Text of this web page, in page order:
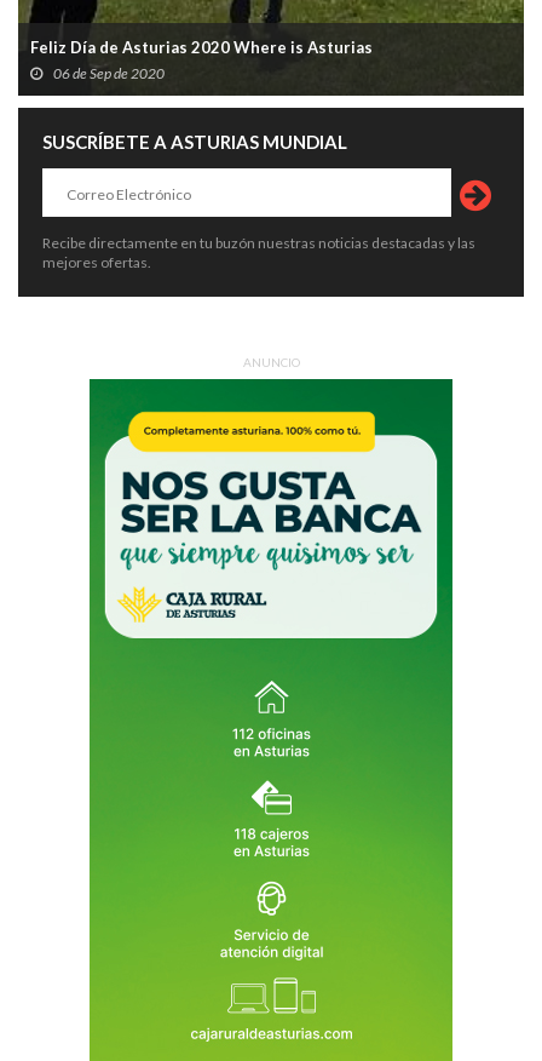
Feliz Día de Asturias 2020 Where is Asturias
06 de Sep de 2020
SUSCRÍBETE A ASTURIAS MUNDIAL
Recibe directamente en tu buzón nuestras noticias destacadas y las
mejores ofertas.
ANUNCIO